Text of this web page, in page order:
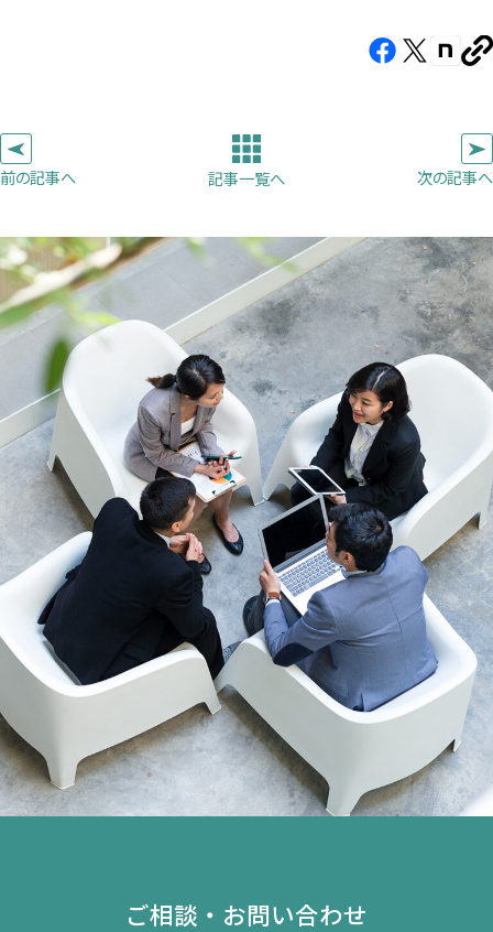
Facebook（新
き
ま
す）
X（新
き
ま
す）
note（新
で
き
ま
す）
ー
前の記事へ 記事一覧へ 次の記事へ
ご相談・お問い合わせ